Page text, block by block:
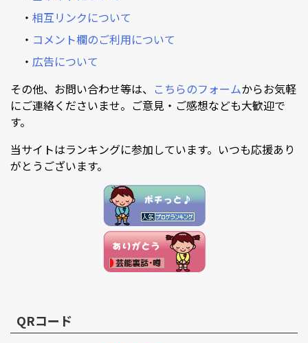
・ 相互リンクについて
・ コメント欄のご利用について
・ 広告について
その他、お問い合わせ等は、 こちらのフォームからお気軽
にご連絡くださいませ。ご意見・ご感想なども大歓迎で
す。
当サイトはランキングに参加しています。いつも応援あり
がとうございます。
QRコード